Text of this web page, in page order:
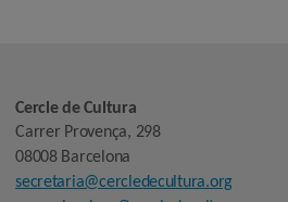
Cercle de Cultura
Carrer Provença, 298
08008 Barcelona
secretaria@cercledecultura.org